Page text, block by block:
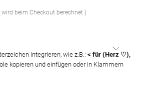
wird beim Checkout berechnet )
integrieren, wie z.B.: < für (Herz ♡),
kopieren und einfügen oder in Klammern